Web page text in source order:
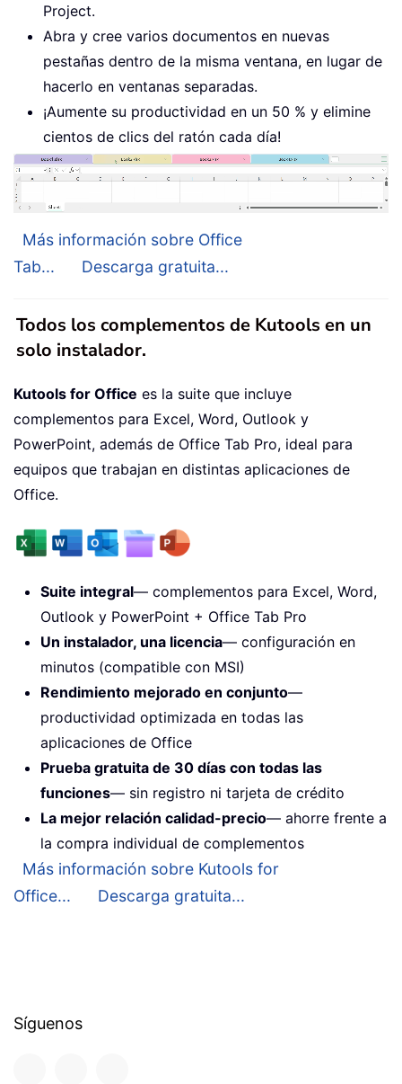
Project.
Abra y cree varios documentos en nuevas
pestañas dentro de la misma ventana, en lugar de
hacerlo en ventanas separadas.
¡Aumente su productividad en un 50 % y elimine
cientos de clics del ratón cada día!
Más información sobre Office
Tab...
Descarga gratuita...
Todos los complementos de Kutools en un
solo instalador.
Kutools for Office es la suite que incluye
complementos para Excel, Word, Outlook y
PowerPoint, además de Office Tab Pro, ideal para
equipos que trabajan en distintas aplicaciones de
Office.
Suite integral— complementos para Excel, Word,
Outlook y PowerPoint + Office Tab Pro
Un instalador, una licencia— configuración en
minutos (compatible con MSI)
Rendimiento mejorado en conjunto—
productividad optimizada en todas las
aplicaciones de Office
Prueba gratuita de 30 días con todas las
funciones— sin registro ni tarjeta de crédito
La mejor relación calidad-precio— ahorre frente a
la compra individual de complementos
Más información sobre Kutools for
Office...
Descarga gratuita...
Síguenos